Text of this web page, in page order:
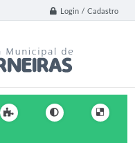
Login / Cadastro